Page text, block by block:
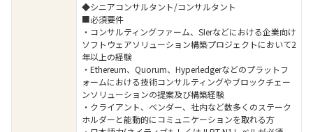
◆シニアコンサルタント/コンサルタント
■必須要件
・コンサルティングファーム、SIerなどにおける企業向け
ソフトウェアソリューション構築プロジェクトにおいて2
年以上の経験
・Ethereum、Quorum、Hyperledgerなどのプラットフ
ォームにおける技術コンサルティングやブロックチェー
ンソリューションの提案及び構築経験
・クライアント、ベンダー、社内など数多くのステーク
ホルダーと能動的にコミュニケーションを取れる方